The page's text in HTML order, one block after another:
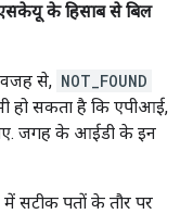
के हिसाब से बिल
से, NOT_FOUND
हो सकता है कि एपीआई,
जगह के आईडी के इन
सटीक पतों के तौर पर